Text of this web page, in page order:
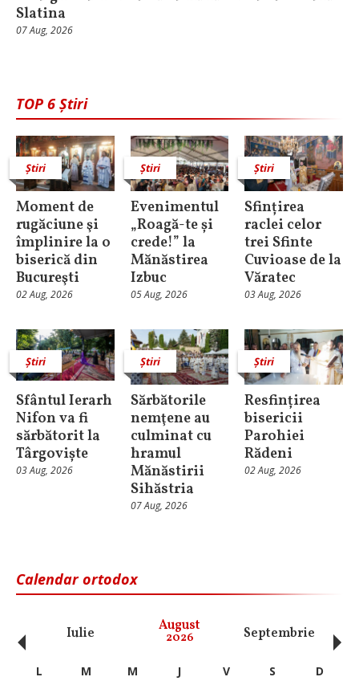
Slatina
07 Aug, 2026
TOP 6 Știri
Știri
Moment de
rugăciune şi
împlinire la o
biserică din
Bucureşti
02 Aug, 2026
Știri
Evenimentul
„Roagă-te și
crede!” la
Mănăstirea
Izbuc
05 Aug, 2026
Știri
Sfințirea
raclei celor
trei Sfinte
Cuvioase de la
Văratec
03 Aug, 2026
Știri
Sfântul Ierarh
Nifon va fi
sărbătorit la
Târgoviște
03 Aug, 2026
Știri
Sărbătorile
nemţene au
culminat cu
hramul
Mănăstirii
Sihăstria
07 Aug, 2026
Știri
Resfințirea
bisericii
Parohiei
Rădeni
02 Aug, 2026
Calendar ortodox
Iulie August
2026 Septembrie
‹ L M M J V S
D